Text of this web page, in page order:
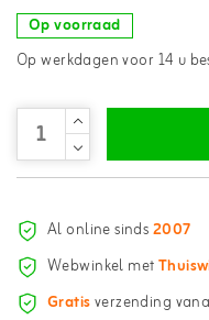
Op voorraad
Op werkdagen voor 14 u
Al online sinds2007
Webwinkel met
Gratisverzending